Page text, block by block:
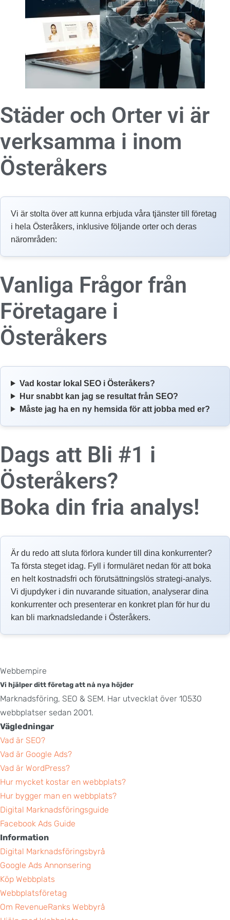
Städer och Orter vi är
verksamma i inom
Österåkers
Vi är stolta över att kunna erbjuda våra tjänster till företag
i hela Österåkers, inklusive följande orter och deras
närområden:
Vanliga Frågor från
Företagare i
Österåkers
Vad kostar lokal SEO i Österåkers?
Hur snabbt kan jag se resultat från SEO?
Måste jag ha en ny hemsida för att jobba med er?
Dags att Bli #1 i
Österåkers?
Boka din fria analys!
Är du redo att sluta förlora kunder till dina konkurrenter?
Ta första steget idag. Fyll i formuläret nedan för att boka
en helt kostnadsfri och förutsättningslös strategi-analys.
Vi djupdyker i din nuvarande situation, analyserar dina
konkurrenter och presenterar en konkret plan för hur du
kan bli marknadsledande i Österåkers.
Webbempire
Vi hjälper ditt företag att nå nya höjder
Marknadsföring, SEO & SEM. Har utvecklat över 10530
webbplatser sedan 2001.
Vägledningar
Vad är SEO?
Vad är Google Ads?
Vad är WordPress?
Hur mycket kostar en webbplats?
Hur bygger man en webbplats?
Digital Marknadsföringsguide
Facebook Ads Guide
Information
Digital Marknadsföringsbyrå
Google Ads Annonsering
Köp Webbplats
Webbplatsföretag
Om RevenueRanks Webbyrå